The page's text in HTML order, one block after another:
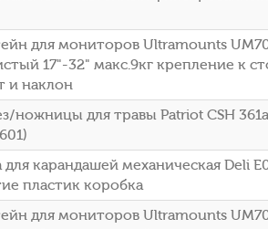
для мониторов Ultramounts
17"-32" макс.9кг крепление к
и наклон
ножницы для травы Patriot CSH
для карандашей механическая Deli
пластик коробка
для мониторов Ultramounts